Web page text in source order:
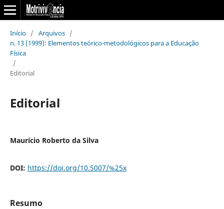
Início / Arquivos /
n. 13 (1999): Elementos teórico-metodológicos para a Educação
Física
/
Editorial
Editorial
Maurício Roberto da Silva
DOI: https://doi.org/10.5007/%25x
Resumo